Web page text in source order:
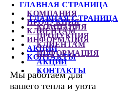
ГЛАВНАЯ СТРАНИЦА
КОМПАНИЯ
ПРОДУКЦИЯ
КЛИЕНТАМ
ИНФОРМАЦИЯ
АКЦИИ
КОНТАКТЫ
Мы работаем для
вашего тепла и уюта
ГЛАВНАЯ СТРАНИЦА
КОМПАНИЯ
ПРОДУКЦИЯ
КЛИЕНТАМ
ИНФОРМАЦИЯ
АКЦИИ
КОНТАКТЫ